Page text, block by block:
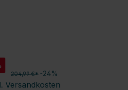
204,99 €* -24%
Versandkosten